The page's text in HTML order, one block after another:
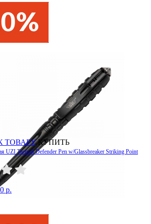
ТОВАРУ КУПИТЬ
UZI Tactical Defender Pen w/Glassbreaker Striking Point
р.